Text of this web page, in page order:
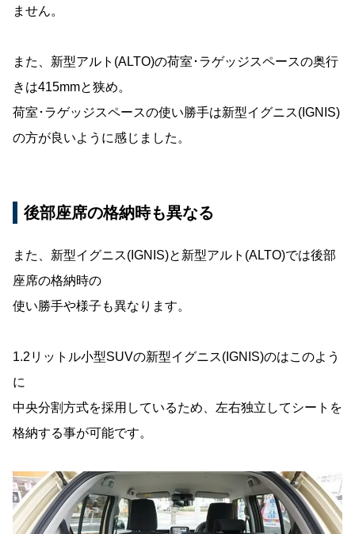
ません。
また、新型アルト(ALTO)の荷室･ラゲッジスペースの奥行
きは415mmと狭め。
荷室･ラゲッジスペースの使い勝手は新型イグニス(IGNIS)
の方が良いように感じました。
後部座席の格納時も異なる
また、新型イグニス(IGNIS)と新型アルト(ALTO)では後部
座席の格納時の
使い勝手や様子も異なります。
1.2リットル小型SUVの新型イグニス(IGNIS)のはこのよう
に
中央分割方式を採用しているため、左右独立してシートを
格納する事が可能です。